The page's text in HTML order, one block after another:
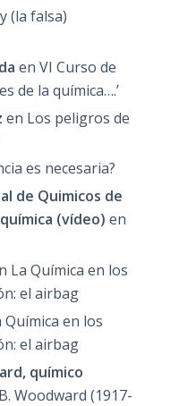
(la falsa)
en VI Curso de
de la química….’
en Los peligros de
es necesaria?
de Quimicos de
(vídeo) en
La Química en los
el airbag
Química en los
el airbag
químico
Woodward (1917-